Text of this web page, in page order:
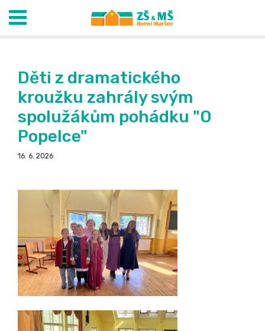
Děti z dramatického
kroužku zahrály svým
spolužákům pohádku "O
Popelce"
16. 6. 2026